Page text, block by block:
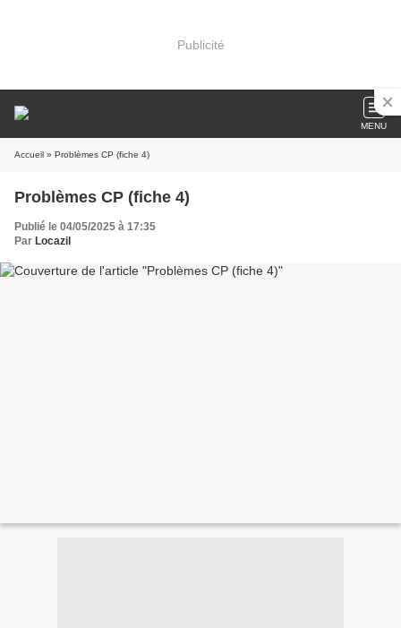
Publicité
MENU
Accueil » Problèmes CP (fiche 4)
Problèmes CP (fiche 4)
Publié le 04/05/2025 à 17:35
Par Locazil